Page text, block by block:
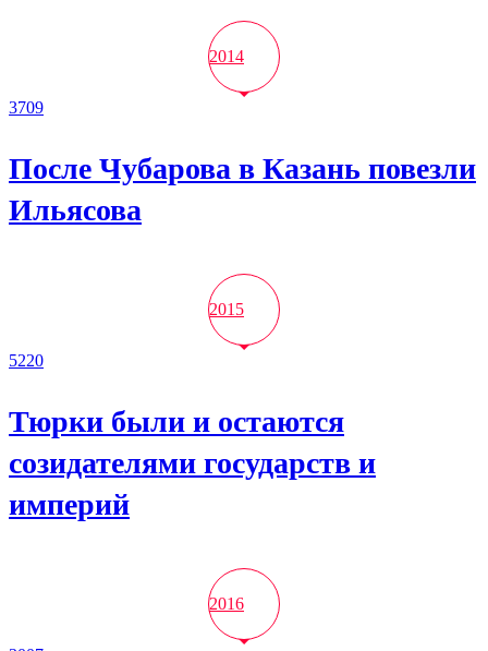
2014
3709
После Чубарова в Казань повезли
Ильясова
2015
5220
Тюрки были и остаются
созидателями государств и
империй
2016